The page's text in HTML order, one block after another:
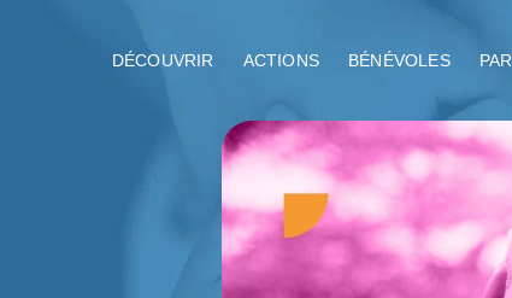
DÉCOUVRIR ACTIONS BÉNÉVOLES